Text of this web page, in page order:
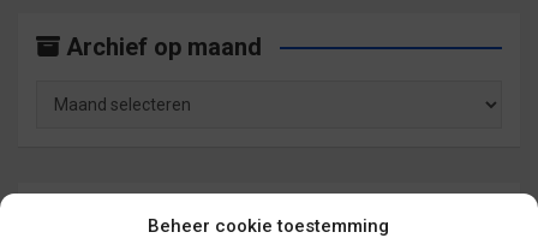
Beheer cookie toestemming
Archief op maand
Archief op categorie